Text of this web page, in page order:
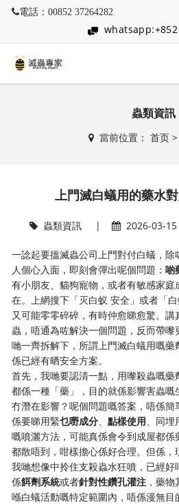
電話：00852 37264282
蟲類資訊
當前位置： 首页>
上門滅白蟻用的藥水
蟲類資訊| 2026-03-
一諗起要搵滅蟲公司上門對付白蟻，
人個心入面，即刻會彈出呢個問題：啲
有小朋友、貓狗寵物，或者有敏感家
在。上網搜下「灭白蚁 安全」或者「
又可能零零碎碎，有時仲愈睇愈驚。
蟲，唔通為咗解決一個問題，反而帶
哋一齊拆解下，所謂上門滅白蟻用嘅
係已經有晒安全方案。
首先，我哋要認清一點，用嚟殺蟲嘅
都係一種「藥」，目的就係影響害蟲
冇潛在影響？呢個問題嘅答案，唔係
係要睇用緊乜嘢成分、點樣使用、同埋
嘅噴灑方法，可能真係會令到成屋都
都散唔到，咁樣擔心係好合理。但係
我哋想像中拎住支殺蟲水狂噴，已經
係餌劑系統或者針對性鑽孔灌注 ，藥
喺白蟻活動嘅特定範圍內，唔係漫無